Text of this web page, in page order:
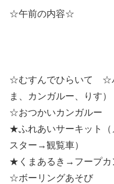
☆午前の内容☆
☆むすんでひらいて ☆
ま、カンガルー、りす）
☆おつかいカンガルー
★ふれあいサーキット
スター→観覧車）
★くまあるき→フープカ
☆ボーリングあそび